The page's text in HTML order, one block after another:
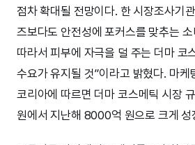
점차 확대될 전망이다. 한 시장조사기
즈보다도 안전성에 포커스를 맞추는
따라서 피부에 자극을 덜 주는 더마 코
수요가 유지될 것”이라고 밝혔다. 마케
코리아에 따르면 더마 코스메틱 시장
원에서 지난해 8000억 원으로 크게 성